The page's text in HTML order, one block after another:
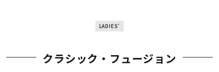
LADIES'
クラシック・フュージョン